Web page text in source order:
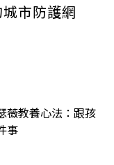
市防護網
薇教養心法：跟孩
事